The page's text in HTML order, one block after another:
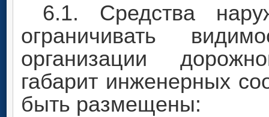
6.1. Средства
ограничивать
организации
габарит инженерных
быть размещены: